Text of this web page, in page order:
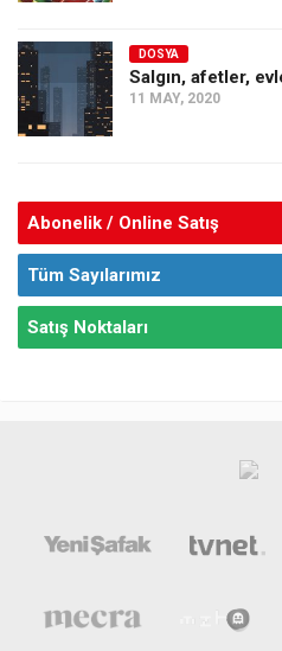
DOSYA
Salgın, afetler,
11 MAY, 2020
Abonelik / Online Satış
Tüm Sayılarımız
Satış Noktaları